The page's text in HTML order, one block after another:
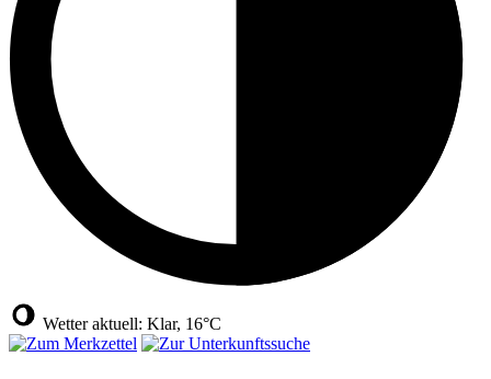
Wetter aktuell: Klar, 16°C